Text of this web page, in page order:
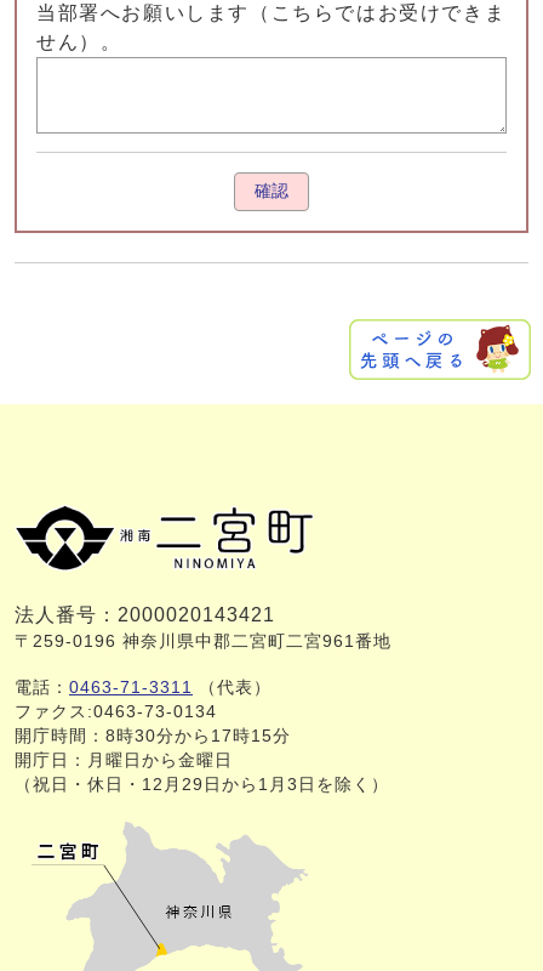
当部署へお願いします（こちらではお受けできま
せん）。
確認
法人番号：2000020143421
〒259-0196 神奈川県中郡二宮町二宮961番地
電話： 0463-71-3311 （代表）
ファクス:0463-73-0134
開庁時間：8時30分から17時15分
開庁日：月曜日から金曜日
（祝日・休日・12月29日から1月3日を除く）